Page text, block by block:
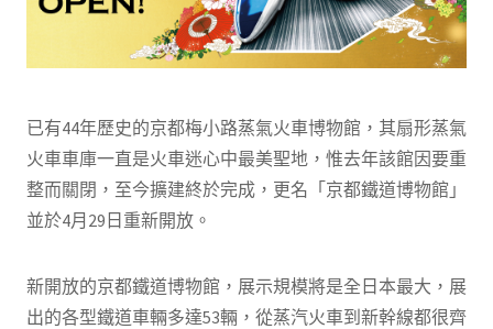
已有44年歷史的京都梅小路蒸氣火車博物館，其扇形蒸氣
火車車庫一直是火車迷心中最美聖地，惟去年該館因要重
整而關閉，至今擴建終於完成，更名「京都鐵道博物館」
並於4月29日重新開放。
新開放的京都鐵道博物館，展示規模將是全日本最大，展
出的各型鐵道車輛多達53輛，從蒸汽火車到新幹線都很齊